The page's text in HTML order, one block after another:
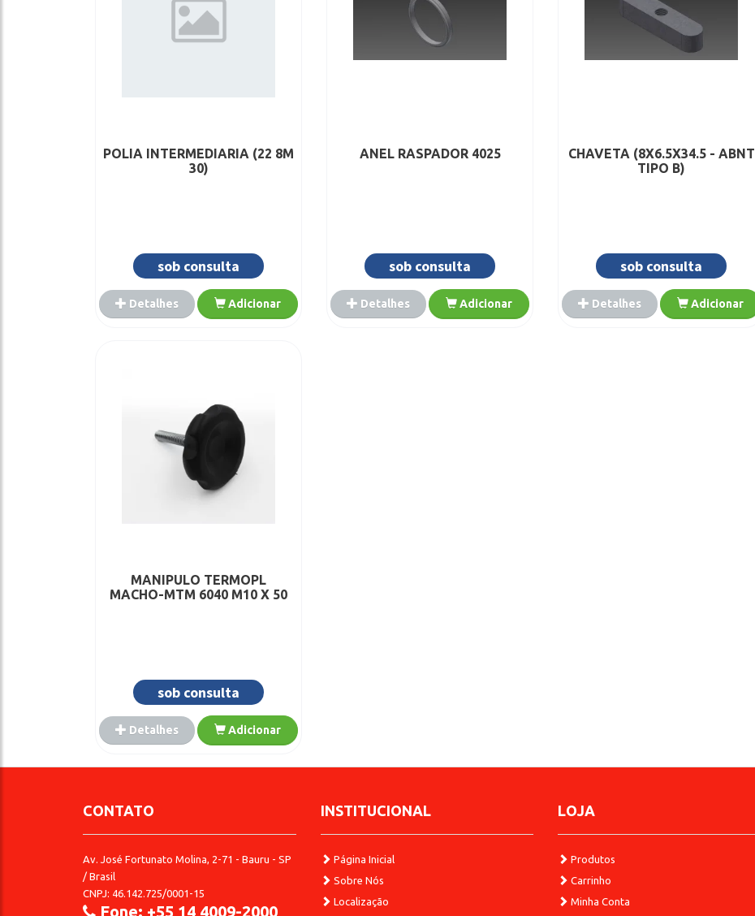
POLIA INTERMEDIARIA (22 8M
30)
sob consulta
Detalhes Adicionar
ANEL RASPADOR 4025
sob consulta
Detalhes Adicionar
CHAVETA (8X6.5X34.5 - ABNT
TIPO B)
sob consulta
Detalhes Adicionar
MANIPULO TERMOPL
MACHO-MTM 6040 M10 X 50
sob consulta
Detalhes Adicionar
CONTATO
Av. José Fortunato Molina, 2-71 - Bauru - SP
/ Brasil
CNPJ: 46.142.725/0001-15
Fone: +55 14 4009-2000
INSTITUCIONAL
Página Inicial
Sobre Nós
Localização
LOJA
Produtos
Carrinho
Minha Conta